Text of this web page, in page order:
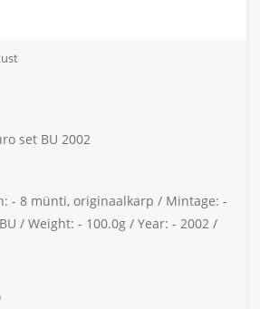
set BU 2002
- 8 münti, originaalkarp / Mintage: -
BU / Weight: - 100.0g / Year: - 2002 /